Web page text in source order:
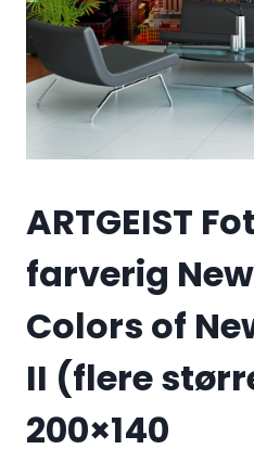
ARTGEIST
farverig
Colors of
II (flere
200×140